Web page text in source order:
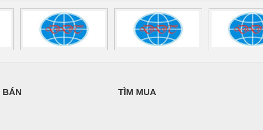
BÁN TÌM MUA